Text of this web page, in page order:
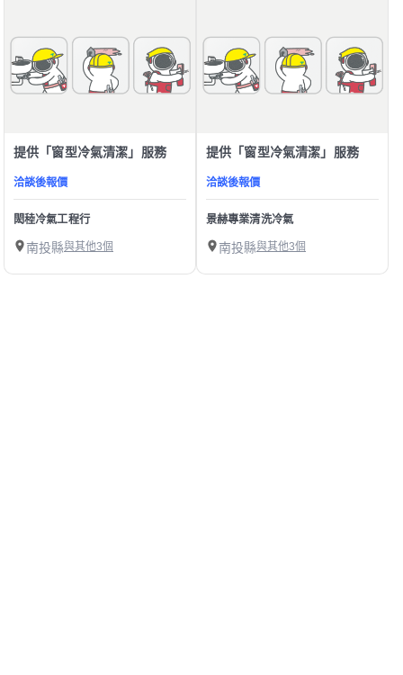
提供「窗型冷氣清潔」服務
洽談後報價
閎稑冷氣工程行
南投縣與其他3個
提供「窗型冷氣清潔」服務
洽談後報價
景赫專業清洗冷氣
南投縣與其他3個